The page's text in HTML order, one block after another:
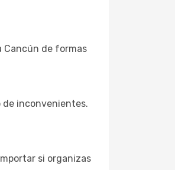
Cancún de formas
de inconvenientes.
si organizas